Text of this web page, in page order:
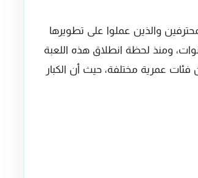
والذين عملوا على تطويرها
مع الفئات العمرية الصغيرة والتي تبدأ من سن 3 سنوات، ومنذ لحظة انطلاق هذه اللعبة
عمرية مختلفة، حيث أن الكبار